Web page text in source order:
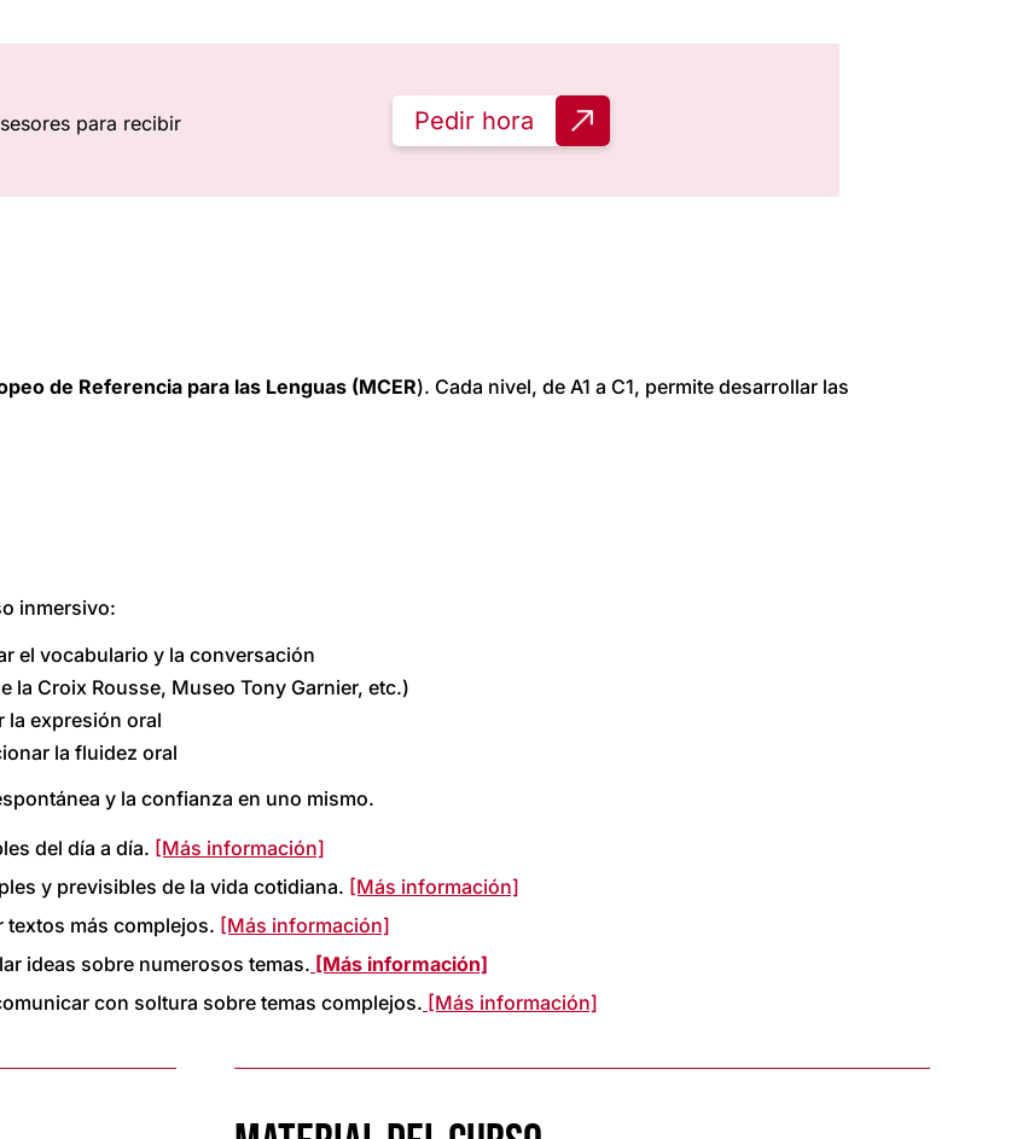
para recibir
Pedir hora
de Referencia para las Lenguas (MCER). Cada nivel, de A1 a C1, permite desarrollar las
inmersivo:
el vocabulario y la conversación
la Croix Rousse, Museo Tony Garnier, etc.)
la expresión oral
la fluidez oral
y la confianza en uno mismo.
del día a día. [Más información]
y previsibles de la vida cotidiana. [Más información]
más complejos. [Más información]
ideas sobre numerosos temas. [Más información]
con soltura sobre temas complejos. [Más información]